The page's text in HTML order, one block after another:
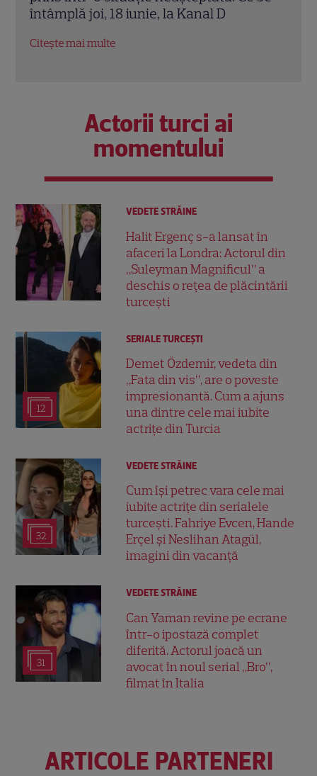
Actorii turci ai
momentului
VEDETE STRĂINE
Halit Ergenç s-a lansat în
afaceri la Londra: Actorul din
„Suleyman Magnificul” a
deschis o rețea de plăcintării
turcești
12
SERIALE TURCEŞTI
Demet Özdemir, vedeta din
„Fata din vis”, are o poveste
impresionantă. Cum a ajuns
una dintre cele mai iubite
actrițe din Turcia
32
VEDETE STRĂINE
Cum își petrec vara cele mai
iubite actrițe din serialele
turcești. Fahriye Evcen, Hande
Erçel și Neslihan Atagül,
imagini din vacanță
31
VEDETE STRĂINE
Can Yaman revine pe ecrane
într-o ipostază complet
diferită. Actorul joacă un
avocat în noul serial „Bro”,
filmat în Italia
ARTICOLE PARTENERI